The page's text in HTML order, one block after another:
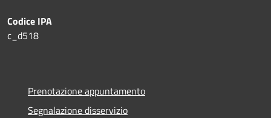
Codice IPA
c_d518
Prenotazione appuntamento
Segnalazione disservizio